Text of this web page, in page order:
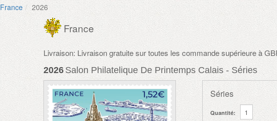
France 2026
France
Livraison: Livraison gratuite sur toutes les commande supérieure à
2026 Salon Philatelique De Printemps Calais - Séries
Séries
Quantité: